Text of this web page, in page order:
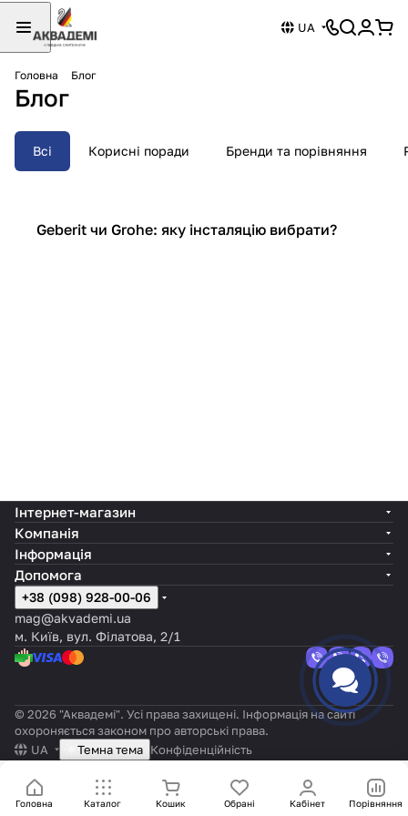
UA
Головна Блог
Блог
Всі Корисні поради Бренди та порівняння
Бренди та порівняння
Geberit чи Grohe: яку інсталяцію вибрати?
Головна Каталог Кошик Обрані Кабінет Порівняння
Інтернет-магазин
Компанія
Інформація
Допомога
+38 (098) 928-00-06
mag@akvademi.ua
м. Київ, вул. Філатова, 2/1
© 2026 "Аквадемі". Усі права захищені. Інформація на сайті
охороняється законом про авторські права.
UA
Темна тема Конфіденційність